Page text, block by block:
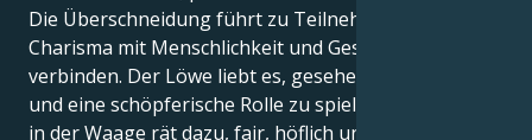
Die Überschneidung führt zu Teilnehmern, die
Charisma mit Menschlichkeit und Geschmack
verbinden. Der Löwe liebt es, gesehen zu werden
und eine schöpferische Rolle zu spielen, aber Neptun
in der Waage rät dazu, fair, höflich und achtsam mit